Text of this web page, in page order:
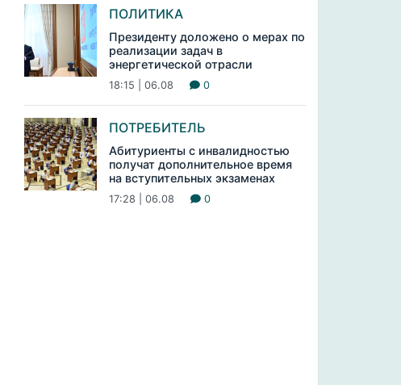
ПОЛИТИКА
Президенту доложено о мерах по
реализации задач в
энергетической отрасли
18:15 | 06.08 0
ПОТРЕБИТЕЛЬ
Абитуриенты с инвалидностью
получат дополнительное время
на вступительных экзаменах
17:28 | 06.08 0